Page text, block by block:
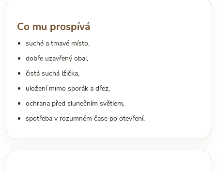
Co mu prospívá
suché a tmavé místo,
dobře uzavřený obal,
čistá suchá lžička,
uložení mimo sporák a dřez,
ochrana před slunečním světlem,
spotřeba v rozumném čase po otevření.